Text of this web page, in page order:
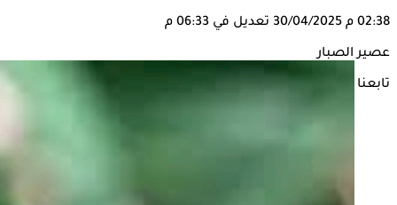
02:38 م 30/04/2025 تعديل في 06:33 م
عصير الصبار
تابعنا على